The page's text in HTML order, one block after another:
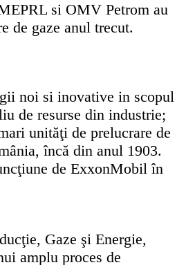
si OMV Petrom au
de gaze anul trecut.
noi si inovative in scopul
de resurse din industrie;
unităţi de prelucrare de
încă din anul 1903.
de ExxonMobil în
Gaze şi Energie,
amplu proces de